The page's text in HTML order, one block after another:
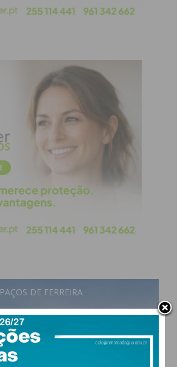
PAÇOS DE FERREIRA
vento: 1m/s SO